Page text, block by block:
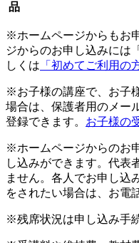
品
※ホームページからもお
ジからのお申し込みには
しくは 「初めてご利用の
※お子様の講座で、お子
場合は、保護者用のメー
登録できます。 お子様の
※ホームページからのお
し込みができます。代表
ません。各人でお申し込
をされたい場合は、お電
※残席状況は申し込み手